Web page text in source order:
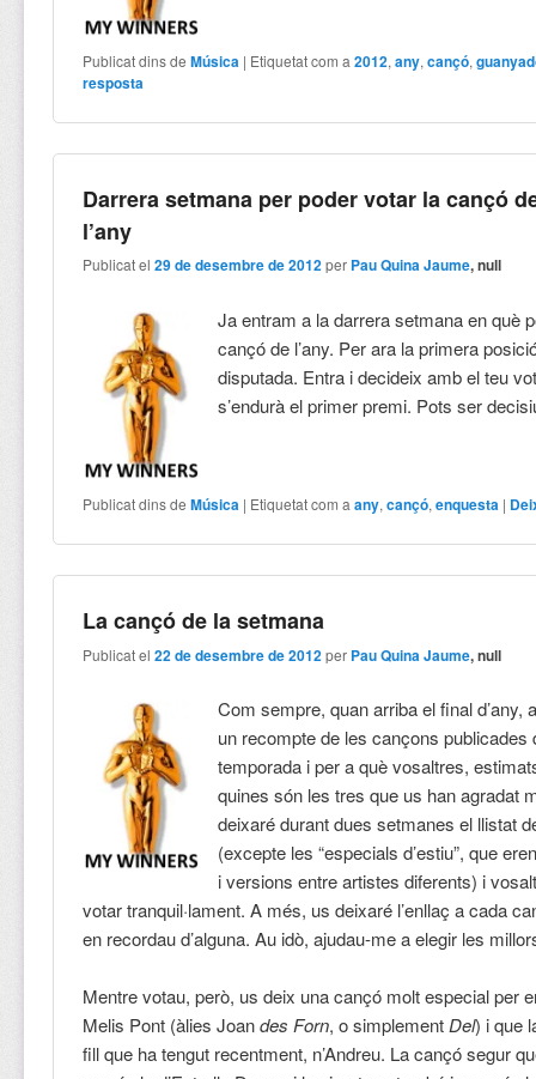
Publicat dins de Música | Etiquetat com a 2012,any,cançó,
resposta
Darrera setmana per poder votar la cançó
l’any
Publicat el29 de desembre de 2012 per Pau Quina Jaume, null
Ja entram a la darrera setmana en què
cançó de l’any. Per ara la primera
disputada. Entra i decideix amb el teu
s’endurà el primer premi. Pots ser
Publicat dins de Música | Etiquetat com a any,cançó,enquesta |
La cançó de la setmana
Publicat el22 de desembre de 2012 per Pau Quina Jaume, null
Com sempre, quan arriba el final d’any,
un recompte de les cançons publicades
temporada i per a què vosaltres,
quines són les tres que us han agradat
deixaré durant dues setmanes el llistat
(excepte les “especials d’estiu”, que
i versions entre artistes diferents) i
votar tranquil·lament. A més, us deixaré l’enllaç a cada
en recordau d’alguna. Au idò, ajudau-me a elegir les
Mentre votau, però, us deix una cançó molt especial per
Melis Pont (àlies Joandes Forn, o simplementDel) i que
fill que ha tengut recentment, n’Andreu. La cançó segur